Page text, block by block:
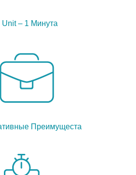
Unit – 1 Минута
Преимущеста